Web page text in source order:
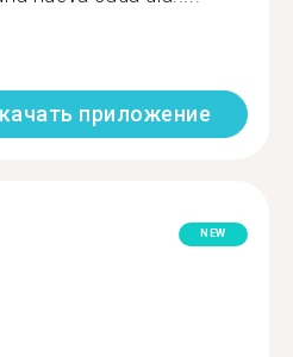
приложение
NEW